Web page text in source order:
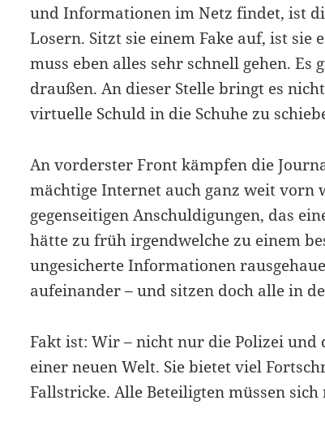
und Informationen im Netz findet, ist
Losern. Sitzt sie einem Fake auf, ist sie
muss eben alles sehr schnell gehen.
draußen. An dieser Stelle bringt es
virtuelle Schuld in die Schuhe zu
An vorderster Front kämpfen die
mächtige Internet auch ganz weit vorn
gegenseitigen Anschuldigungen, das
hätte zu früh irgendwelche zu einem
ungesicherte Informationen
aufeinander – und sitzen doch alle in
Fakt ist: Wir – nicht nur die Polizei und
einer neuen Welt. Sie bietet viel
Fallstricke. Alle Beteiligten müssen